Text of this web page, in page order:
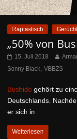
Raptastisch
„50% von
15. Juli 2018
Sonny Black, VBBZS
Bushido gehört zu
Deutschlands.
er sich in
Weiterlesen